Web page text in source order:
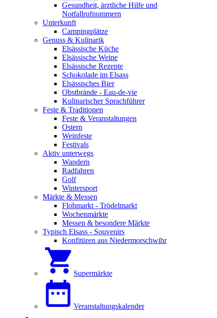
Gesundheit, ärztliche Hilfe und
Notfallrufnummern
Unterkunft
Campingplätze
Genuss & Kulinarik
Elsässische Küche
Elsässische Weine
Elsässische Rezepte
Schokolade im Elsass
Elsässisches Bier
Obstbrände - Eau-de-vie
Kulinarischer Sprachführer
Feste & Traditionen
Feste & Veranstaltungen
Ostern
Weinfeste
Festivals
Aktiv unterwegs
Wandern
Radfahren
Golf
Wintersport
Märkte & Messen
Flohmarkt - Trödelmarkt
Wochenmärkte
Messen & besondere Märkte
Typisch Elsass - Souvenirs
Konfitüren aus Niedermorschwihr
Supermärkte
Veranstaltungskalender